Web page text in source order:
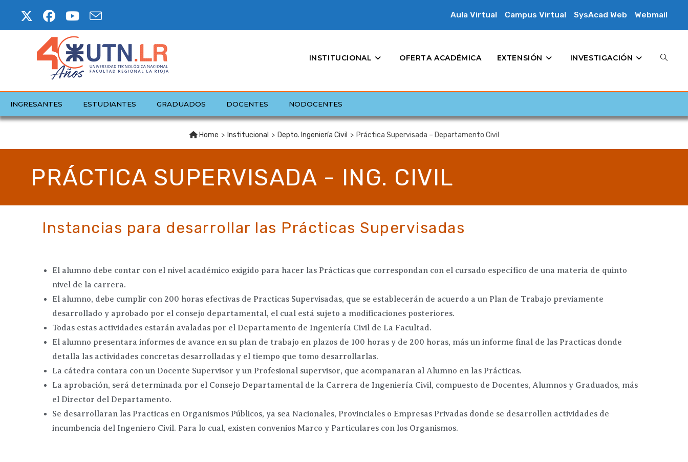
Aula Virtual Campus Virtual SysAcad Web Webmail
INSTITUCIONAL OFERTA ACADÉMICA EXTENSIÓN INVESTIGACIÓN
INGRESANTES ESTUDIANTES GRADUADOS DOCENTES NODOCENTES
Home > Institucional > Depto. Ingeniería Civil > Práctica Supervisada – Departamento Civil
PRÁCTICA SUPERVISADA - ING. CIVIL
Instancias para desarrollar las Prácticas Supervisadas
El alumno debe contar con el nivel académico exigido para hacer las Prácticas que correspondan con el cursado específico de una materia de quinto
nivel de la carrera.
El alumno, debe cumplir con 200 horas efectivas de Practicas Supervisadas, que se establecerán de acuerdo a un Plan de Trabajo previamente
desarrollado y aprobado por el consejo departamental, el cual está sujeto a modificaciones posteriores.
Todas estas actividades estarán avaladas por el Departamento de Ingeniería Civil de La Facultad.
El alumno presentara informes de avance en su plan de trabajo en plazos de 100 horas y de 200 horas, más un informe final de las Practicas donde
detalla las actividades concretas desarrolladas y el tiempo que tomo desarrollarlas.
La cátedra contara con un Docente Supervisor y un Profesional supervisor, que acompañaran al Alumno en las Prácticas.
La aprobación, será determinada por el Consejo Departamental de la Carrera de Ingeniería Civil, compuesto de Docentes, Alumnos y Graduados, más
el Director del Departamento.
Se desarrollaran las Practicas en Organismos Públicos, ya sea Nacionales, Provinciales o Empresas Privadas donde se desarrollen actividades de
incumbencia del Ingeniero Civil. Para lo cual, existen convenios Marco y Particulares con los Organismos.